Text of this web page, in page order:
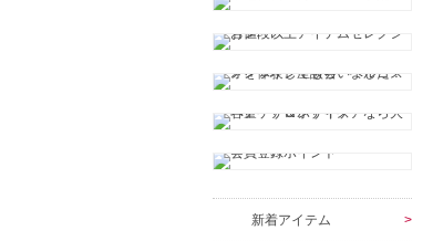
新着アイテム